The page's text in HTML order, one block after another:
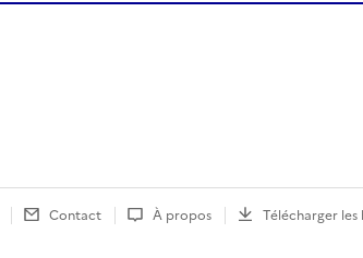
Contact À propos Télécharger les